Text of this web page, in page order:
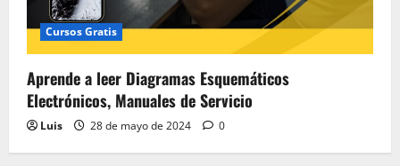
Cursos Gratis
Aprende a leer Diagramas Esquemáticos
Electrónicos, Manuales de Servicio
Luis 28 de mayo de 2024 0